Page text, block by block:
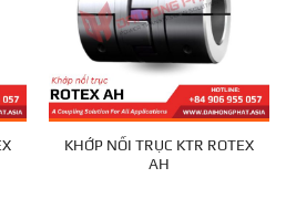
KHỚP NỐI TRỤC KTR ROTEX
AH